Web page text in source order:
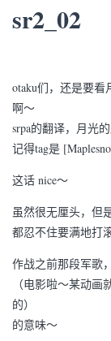
sr2_02
otaku们，还是要看
啊～
srpa的翻译，月光
记得tag是
这话 nice～
虽然很无厘头，但
都忍不住要满地打
作战之前那段军歌
（电影啦～某动
的）
的意味～